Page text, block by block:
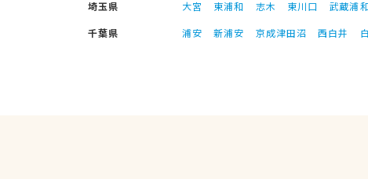
埼玉県
大宮 東浦和 志木 東川口 武蔵浦
千葉県
浦安 新浦安 京成津田沼 西白井